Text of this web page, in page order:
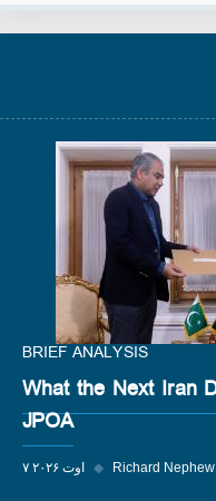
BRIEF ANALYSIS
What the Next Iran
JPOA
۷ اوت ۲۰۲۶ ◆ Richard Nephew